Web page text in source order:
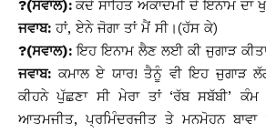
?(ਸਵਾਲ): ਕਦੇ ਸਾਹਿਤ ਅਕਾਦਮੀ ਦੇ ਇਨਾਮ
ਜਵਾਬ: ਹਾਂ, ਏਨੇ ਜੋਗਾ ਤਾਂ ਮੈਂ ਸੀ।(ਹੱਸ ਕੇ)
?(ਸਵਾਲ): ਇਹ ਇਨਾਮ ਲੈਣ ਲਈ ਕੀ ਜੁਗਾੜ
ਜਵਾਬ: ਕਮਾਲ ਏ ਯਾਰ! ਤੈਨੂੰ ਵੀ ਇਹ ਜੁਗਾੜ
ਕੀਹਨੇ ਪੁੱਛਣਾ ਸੀ ਮੇਰਾ ਤਾਂ ‘ਰੱਬ ਸਬੱਬੀ’
ਆਤਮਜੀਤ, ਪ੍ਰਮਿੰਦਰਜੀਤ ਤੇ ਮਨਮੋਹਨ